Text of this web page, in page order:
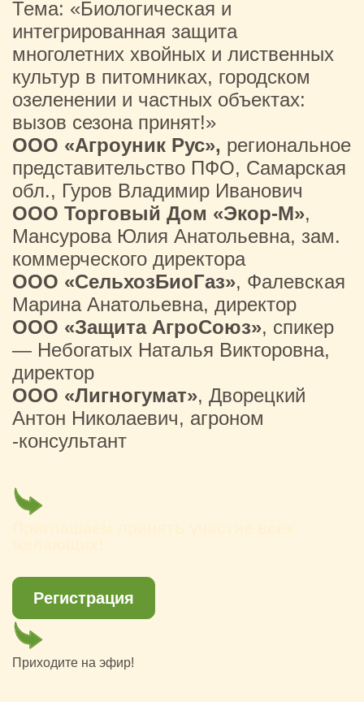
Тема: «Биологическая и
интегрированная защита
многолетних хвойных и лиственных
культур в питомниках, городском
озеленении и частных объектах:
вызов сезона принят!»
ООО «Агроуник Рус», региональное
представительство ПФО, Самарская
обл., Гуров Владимир Иванович
ООО Торговый Дом «Экор-М»,
Мансурова Юлия Анатольевна, зам.
коммерческого директора
ООО «СельхозБиоГаз», Фалевская
Марина Анатольевна, директор
ООО «Защита АгроСоюз», спикер
— Небогатых Наталья Викторовна,
директор
ООО «Лигногумат», Дворецкий
Антон Николаевич, агроном
-консультант
Регистрация
Приходите на эфир!